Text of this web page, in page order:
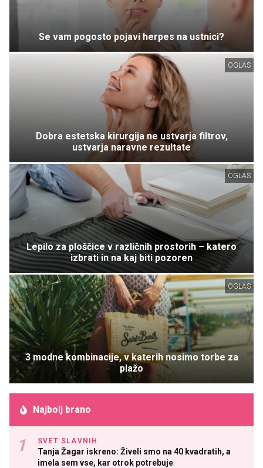
Se vam pogosto pojavi herpes na ustnici?
OGLAS
Dobra estetska kirurgija ne ustvarja filtrov,
ustvarja naravne rezultate
OGLAS
Lepilo za ploščice v različnih prostorih – katero
izbrati in na kaj biti pozoren
OGLAS
3 modne kombinacije, v katerih nosimo torbe za
plažo
Najbolj brano
SVET SLAVNIH
Tanja Žagar iskreno: Živeli smo na 40 kvadratih, a
imela sem vse, kar otrok potrebuje